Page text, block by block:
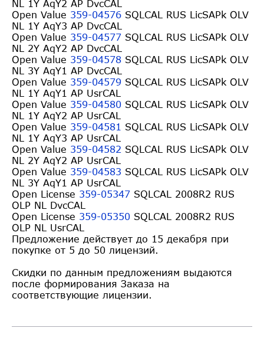
NL 1Y AqY2 AP DvcCAL
Open Value 359-04576 SQLCAL RUS LicSAPk OLV
NL 1Y AqY3 AP DvcCAL
Open Value 359-04577 SQLCAL RUS LicSAPk OLV
NL 2Y AqY2 AP DvcCAL
Open Value 359-04578 SQLCAL RUS LicSAPk OLV
NL 3Y AqY1 AP DvcCAL
Open Value 359-04579 SQLCAL RUS LicSAPk OLV
NL 1Y AqY1 AP UsrCAL
Open Value 359-04580 SQLCAL RUS LicSAPk OLV
NL 1Y AqY2 AP UsrCAL
Open Value 359-04581 SQLCAL RUS LicSAPk OLV
NL 1Y AqY3 AP UsrCAL
Open Value 359-04582 SQLCAL RUS LicSAPk OLV
NL 2Y AqY2 AP UsrCAL
Open Value 359-04583 SQLCAL RUS LicSAPk OLV
NL 3Y AqY1 AP UsrCAL
Open License 359-05347 SQLCAL 2008R2 RUS
OLP NL DvcCAL
Open License 359-05350 SQLCAL 2008R2 RUS
OLP NL UsrCAL
Предложение действует до 15 декабря при
покупке от 5 до 50 лицензий.
Скидки по данным предложениям выдаются
после формирования Заказа на
соответствующие лицензии.